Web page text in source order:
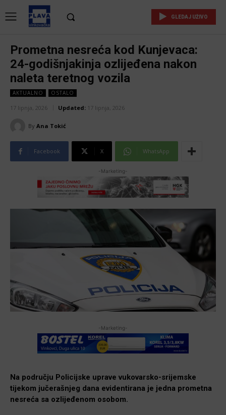
GLEDAJ UŽIVO
Prometna nesreća kod Kunjevaca:
24-godišnjakinja ozlijeđena nakon
naleta teretnog vozila
AKTUALNO OSTALO
17 lipnja, 2026 Updated: 17 lipnja, 2026
By Ana Tokić
Facebook X WhatsApp
-Marketing-
-Marketing-
Na području Policijske uprave vukovarsko-srijemske
tijekom jučerašnjeg dana evidentirana je jedna prometna
nesreća sa ozlijeđenom osobom.